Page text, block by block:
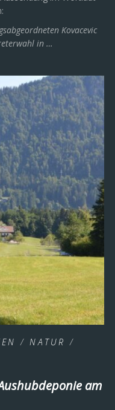
Kovacevic
in …
/NATUR /
am